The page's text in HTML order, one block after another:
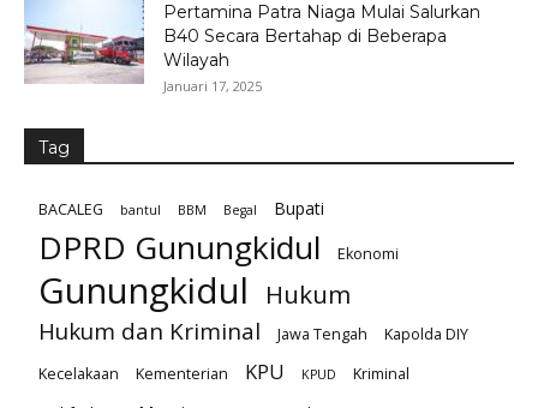
Pertamina Patra Niaga Mulai Salurkan
B40 Secara Bertahap di Beberapa
Wilayah
Januari 17, 2025
Tag
BACALEG bantul BBM Begal Bupati
DPRD Gunungkidul Ekonomi
Gunungkidul Hukum
Hukum dan Kriminal Jawa Tengah
Kapolda DIY
Kecelakaan
Kementerian KPU KPUD
Kriminal